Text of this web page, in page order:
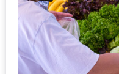
น้า
อ้วน
ติดต่อ